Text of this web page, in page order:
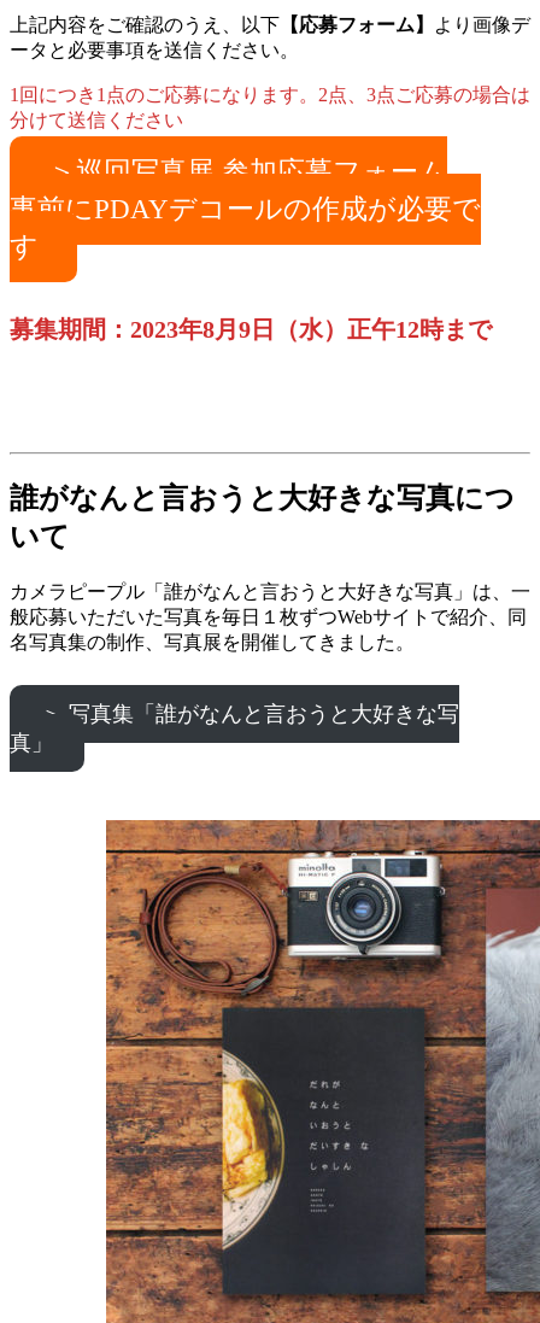
上記内容をご確認のうえ、以下 【応募フォーム】
より画像デ
ータと必要事項を送信ください。
1回につき1点のご応募になります。2点、3点ご応募の場合は
分けて送信ください
＞巡回写真展 参加応募フォーム
事前にPDAYデコールの作成が必要で
す
募集期間：2023年8月9日（水）正午12時まで
誰がなんと言おうと大好きな写真につ
いて
カメラピープル「誰がなんと言おうと大好きな写真」は、一
般応募いただいた写真を毎日１枚ずつWebサイトで紹介、同
名写真集の制作、写真展を開催してきました。
＞ 写真集「誰がなんと言おうと大好きな写
真」